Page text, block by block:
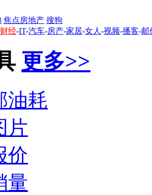
焦点房地产 搜狗
财经-IT-汽车-房产-家居-女人 -视频-播客-邮
更多>>
油耗
片
价
量